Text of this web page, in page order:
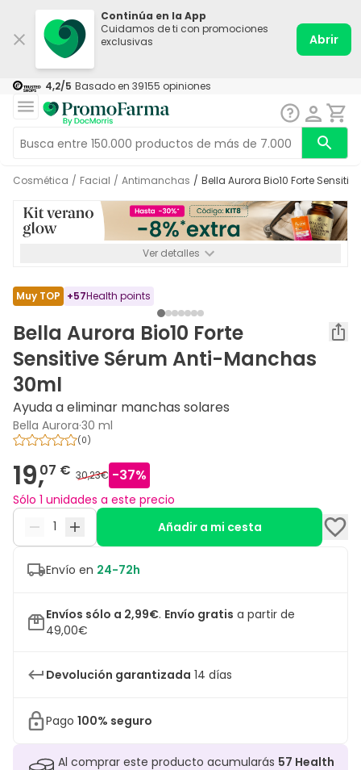
Continúa en la App
Cuidamos de ti con promociones
exclusivas
Abrir
4,2/5 Basado en 39155 opiniones
Cosmética / Facial / Antimanchas / Bella Aurora Bio10 Forte
Ver detalles
acumulable.
Muy TOP +57Health points
Bella Aurora Bio10 Forte
Sensitive Sérum Anti-Manchas
30ml
Ayuda a eliminar manchas solares
Bella Aurora·30 ml
(0)
19,07 € 30,23€ -37%
Sólo 1 unidades a este precio
Añadir a mi cesta
Envío en 24-72h
Envíos sólo a 2,99€. Envío gratis a partir de
49,00€
Devolución garantizada 14 días
Pago 100% seguro
Al comprar este producto acumularás 57 Health